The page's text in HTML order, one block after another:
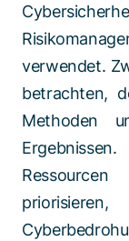
verwendet.
betrachten,
Methoden